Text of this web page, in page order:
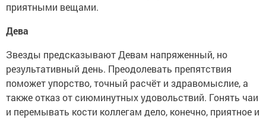
приятными вещами.
Дева
Звезды предсказывают Девам напряженный, но
результативный день. Преодолевать препятствия
поможет упорство, точный расчёт и здравомыслие, а
также отказ от сиюминутных удовольствий. Гонять чаи
и перемывать кости коллегам дело, конечно, приятное и